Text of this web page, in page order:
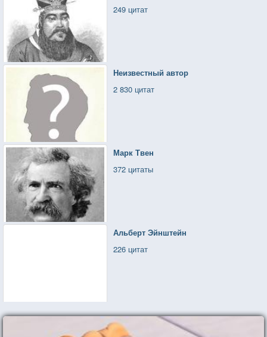
249 цитат
Неизвестный автор
2 830 цитат
Марк Твен
372 цитаты
Альберт Эйнштейн
226 цитат